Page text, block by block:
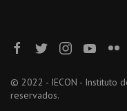
© 2022 - IECON - Instituto
reservados.